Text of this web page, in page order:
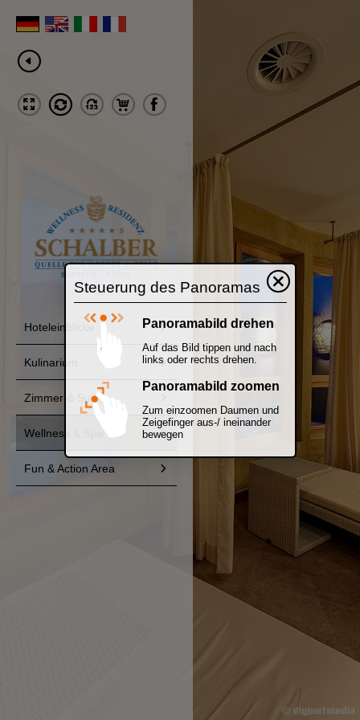
Hoteleinblicke
Kulinarium
Zimmer & Suiten
Wellness & Spa
Fun & Action Area
Steuerung des Panoramas
Panoramabild drehen
Auf das Bild tippen und nach
links oder rechts drehen.
Panoramabild zoomen
Zum einzoomen Daumen und
Zeigefinger aus-/ ineinander
bewegen